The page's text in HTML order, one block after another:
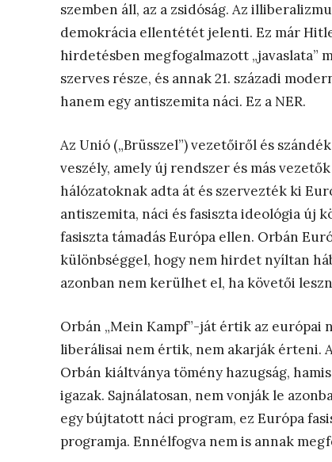
szemben áll, az a zsidóság. Az
demokrácia ellentétét jelenti. Ez már
hirdetésben megfogalmazott „javaslata”
szerves része, és annak 21. századi
hanem egy antiszemita náci. Ez a NER.
Az Unió („Brüsszel”) vezetőiről és
veszély, amely új rendszer és más
hálózatoknak adta át és szervezték ki
antiszemita, náci és fasiszta ideológia új
fasiszta támadás Európa ellen. Orbán
különbséggel, hogy nem hirdet nyíltan
azonban nem kerülhet el, ha követői
Orbán „Mein Kampf”-ját értik az európai
liberálisai nem értik, nem akarják érteni.
Orbán kiáltványa tömény hazugság,
igazak. Sajnálatosan, nem vonják le
egy bújtatott náci program, ez Európa
programja. Ennélfogva nem is annak